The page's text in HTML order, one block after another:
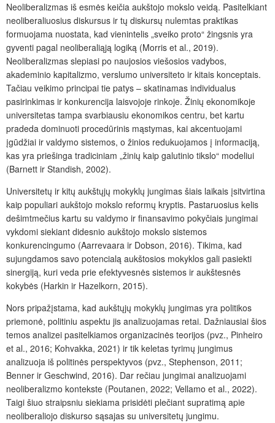
Neoliberalizmas iš esmės keičia aukštojo mokslo veidą. Pasitelkiant
neoliberaliuosius diskursus ir tų diskursų nulemtas praktikas
formuojama nuostata, kad vienintelis „sveiko proto“ žingsnis yra
gyventi pagal neoliberaliąją logiką (Morris et al., 2019).
Neoliberalizmas slepiasi po naujosios viešosios vadybos,
akademinio kapitalizmo, verslumo universiteto ir kitais konceptais.
Tačiau veikimo principai tie patys – skatinamas individualus
pasirinkimas ir konkurencija laisvojoje rinkoje. Žinių ekonomikoje
universitetas tampa svarbiausiu ekonomikos centru, bet kartu
pradeda dominuoti procedūrinis mąstymas, kai akcentuojami
įgūdžiai ir valdymo sistemos, o žinios redukuojamos į informaciją,
kas yra priešinga tradiciniam „žinių kaip galutinio tikslo“ modeliui
(Barnett ir Standish, 2002).
Universitetų ir kitų aukštųjų mokyklų jungimas šiais laikais įsitvirtina
kaip populiari aukštojo mokslo reformų kryptis. Pastaruosius kelis
dešimtmečius kartu su valdymo ir finansavimo pokyčiais jungimai
vykdomi siekiant didesnio aukštojo mokslo sistemos
konkurencingumo (Aarrevaara ir Dobson, 2016). Tikima, kad
sujungdamos savo potencialą aukštosios mokyklos gali pasiekti
sinergiją, kuri veda prie efektyvesnės sistemos ir aukštesnės
kokybės (Harkin ir Hazelkorn, 2015).
Nors pripažįstama, kad aukštųjų mokyklų jungimas yra politikos
priemonė, politiniu aspektu jis analizuojamas retai. Dažniausiai šios
temos analizei pasitelkiamos organizacinės teorijos (pvz., Pinheiro
et al., 2016; Kohvakka, 2021) ir tik keletas tyrimų jungimus
analizuoja iš politinės perspektyvos (pvz., Stephenson, 2011;
Benner ir Geschwind, 2016). Dar rečiau jungimai analizuojami
neoliberalizmo kontekste (Poutanen, 2022; Vellamo et al., 2022).
Taigi šiuo straipsniu siekiama prisidėti plečiant supratimą apie
neoliberaliojo diskurso sąsajas su universitetų jungimu.